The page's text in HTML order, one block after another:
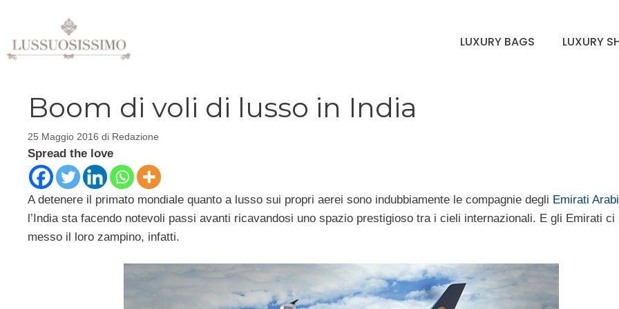
contenuto
LUXURY BAGS LUXURY
Boom di voli di lusso in India
25 Maggio 2016 di Redazione
Spread the love
A detenere il primato mondiale quanto a lusso sui propri aerei sono indubbiamente le compagnie degli Emirati Arabi
l’India sta facendo notevoli passi avanti ricavandosi uno spazio prestigioso tra i cieli internazionali. E gli Emirati ci
messo il loro zampino, infatti.